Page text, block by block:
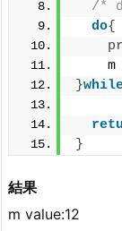
/*
do{
m
}
}
結果
m value:12